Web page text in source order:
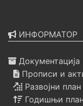
ИНФОРМАТОР
Документација
Прописи и
Развојни план
Годишњи